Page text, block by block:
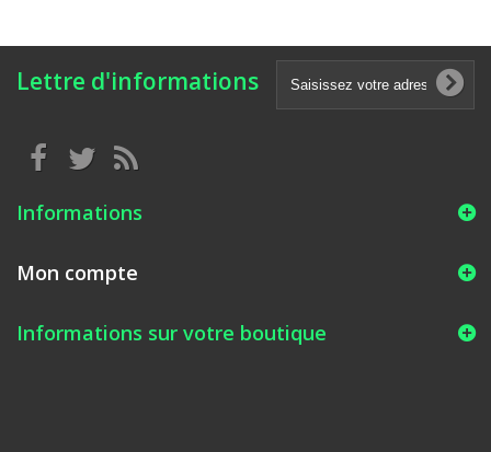
Lettre d'informations
Informations
Mon compte
Informations sur votre boutique